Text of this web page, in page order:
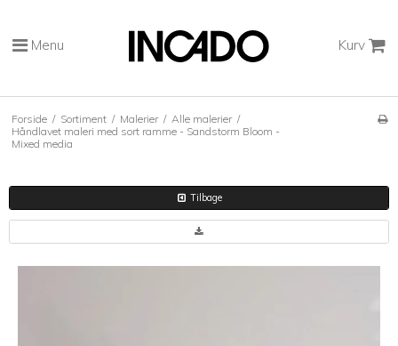
Menu Kurv
Forside / Sortiment / Malerier / Alle malerier /
Håndlavet maleri med sort ramme - Sandstorm Bloom -
Mixed media
Tilbage